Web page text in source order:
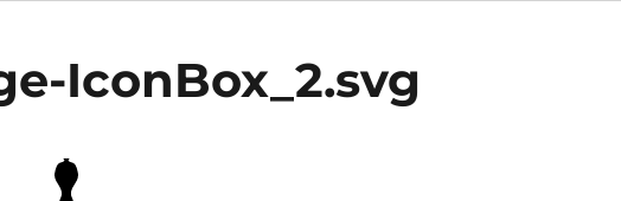
IconBox_2.svg